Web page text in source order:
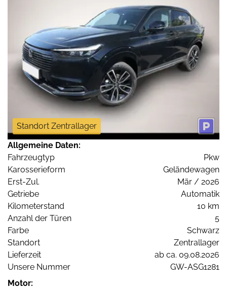
Standort Zentrallager
Allgemeine Daten:
Fahrzeugtyp
Pkw
Karosserieform
Geländewagen
Erst-Zul.
Mär / 2026
Getriebe
Automatik
Kilometerstand
10 km
Anzahl der Türen
5
Farbe
Schwarz
Standort
Zentrallager
Lieferzeit
ab ca. 09.08.2026
Unsere Nummer
GW-ASG1281
Motor: